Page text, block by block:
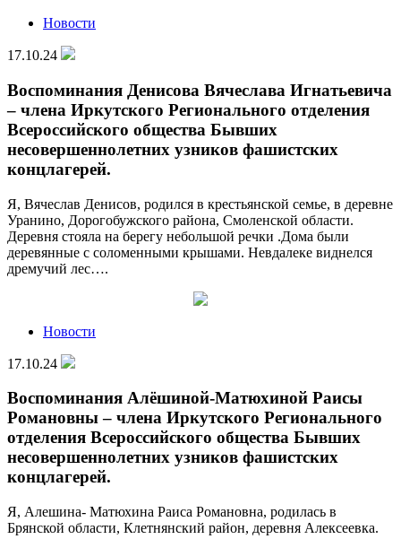
Новости
17.10.24
Воспоминания Денисова Вячеслава Игнатьевича
– члена Иркутского Регионального отделения
Всероссийского общества Бывших
несовершеннолетних узников фашистских
концлагерей.
Я, Вячеслав Денисов, родился в крестьянской семье, в деревне
Уранино, Дорогобужского района, Смоленской области.
Деревня стояла на берегу небольшой речки .Дома были
деревянные с соломенными крышами. Невдалеке виднелся
дремучий лес….
Новости
17.10.24
Воспоминания Алёшиной-Матюхиной Раисы
Романовны – члена Иркутского Регионального
отделения Всероссийского общества Бывших
несовершеннолетних узников фашистских
концлагерей.
Я, Алешина- Матюхина Раиса Романовна, родилась в
Брянской области, Клетнянский район, деревня Алексеевка.